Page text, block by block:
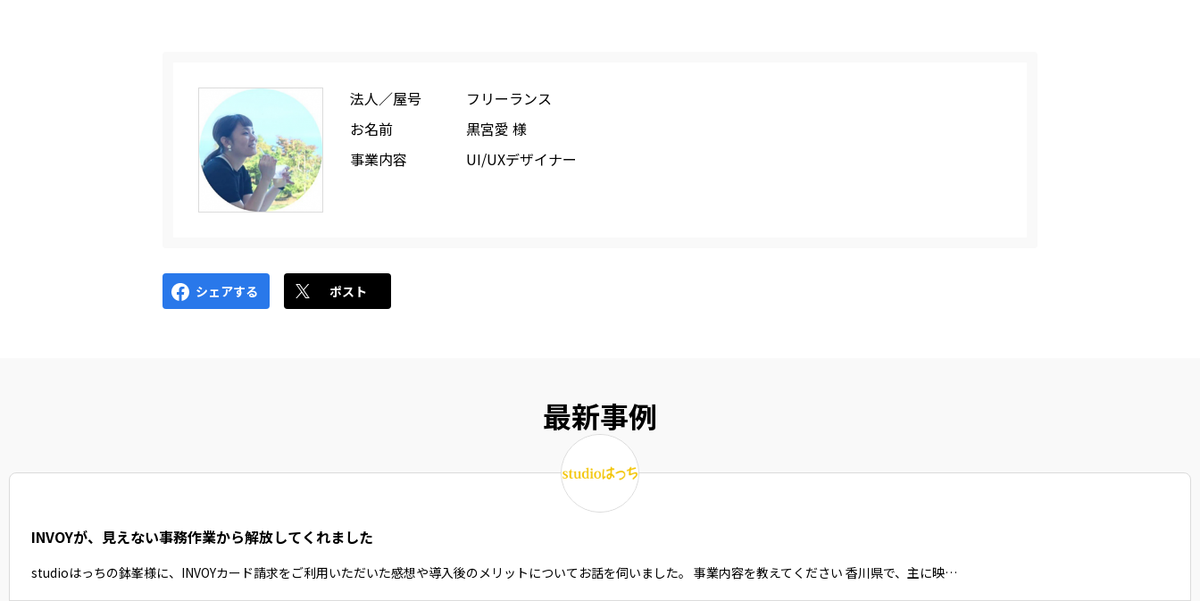
法人／屋号
フリーランス
お名前
黒宮愛 様
事業内容
UI/UXデザイナー
シェアする ポスト
最新事例
INVOYが、見えない事務作業から解放してくれました
studioはっちの鉢峯様に、INVOYカード請求をご利用いただいた感想や導入後のメリットについてお話を伺いました。 事業内容を教えてください 香川県で、主に映…